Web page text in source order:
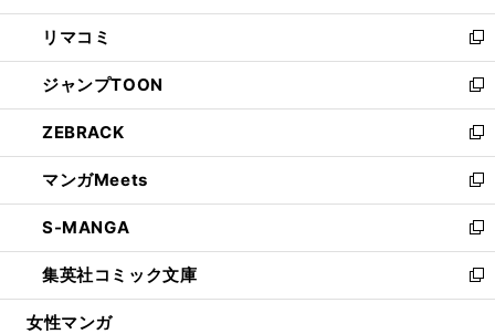
ウ
で
開
く
ン
ド
ウ
で
開
く
ウ
ィ
ン
ド
ウ
で
開
く
し
い
ウ
ィ
ン
ド
ウ
で
開
く
リマコミ
新
し
い
ウ
ィ
ン
ド
ウ
で
開
く
ジャンプTOON
新
し
い
ウ
ィ
ン
ド
ウ
で
開
ZEBRACK
新
し
い
ウ
ィ
ン
ド
ウ
マンガMeets
新
し
い
ウ
ィ
ン
S-MANGA
新
し
い
ウ
集英社コミック文庫
新
し
女性マンガ